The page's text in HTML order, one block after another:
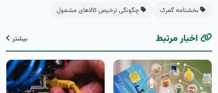
بخشنامه گمرک چگونگی ترخیص کالاهای مشمول
اخبار مرتبط بیشتر